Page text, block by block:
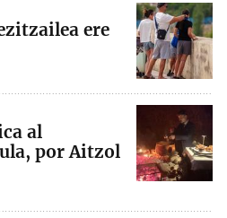
ere
al
por Aitzol